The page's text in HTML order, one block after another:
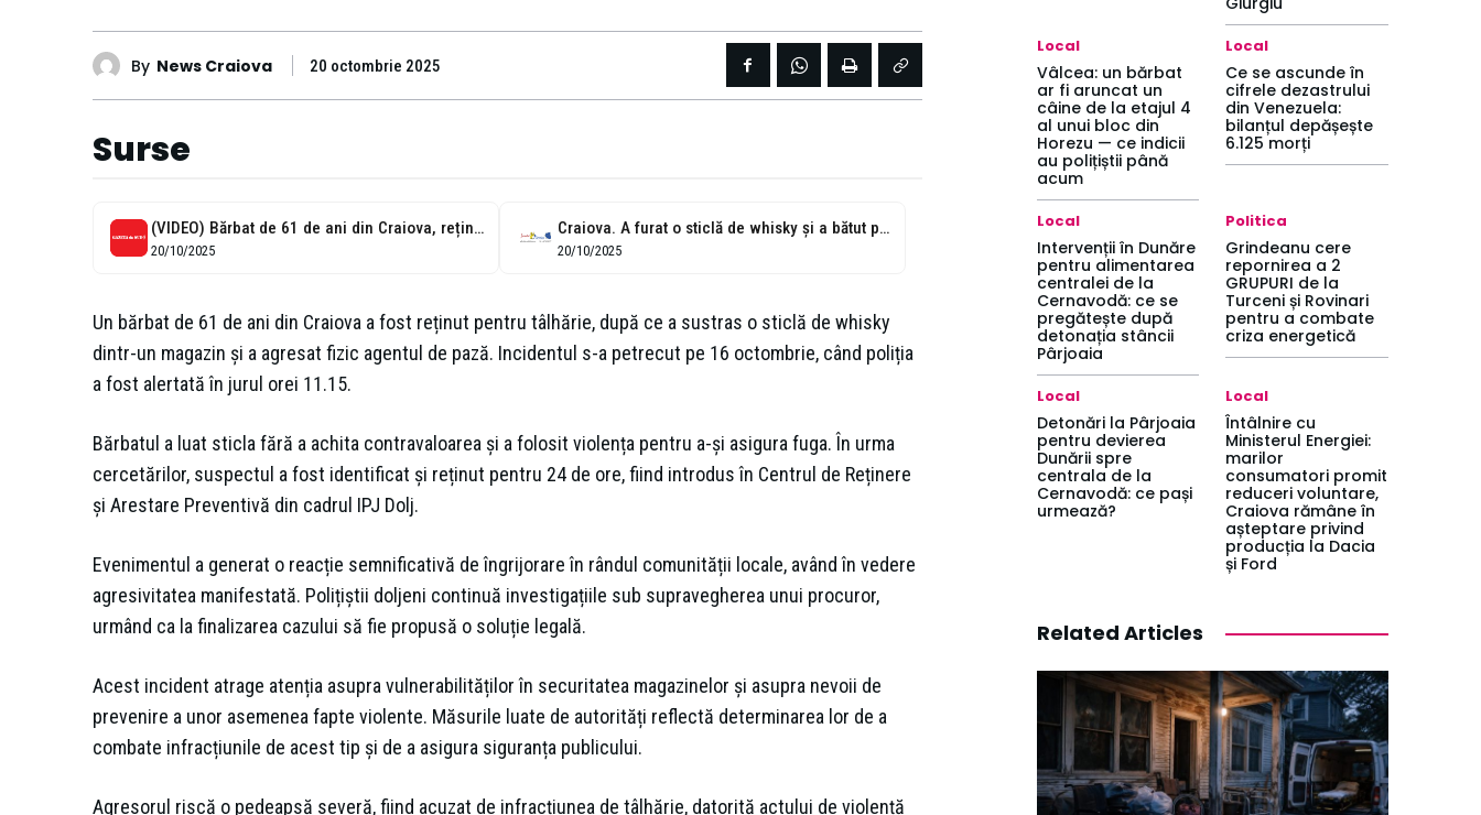
By News Craiova 20 octombrie 2025
Surse
(VIDEO) Bărbat de 61 de ani din Craiova, reținut pentru tâlhărie după...
20/10/2025
Craiova. A furat o sticlă de whisky și a bătut paznicul
20/10/2025
Un bărbat de 61 de ani din Craiova a fost reținut pentru tâlhărie, după ce a sustras o sticlă de whisky
dintr-un magazin și a agresat fizic agentul de pază. Incidentul s-a petrecut pe 16 octombrie, când poliția
a fost alertată în jurul orei 11.15.
Bărbatul a luat sticla fără a achita contravaloarea și a folosit violența pentru a-și asigura fuga. În urma
cercetărilor, suspectul a fost identificat și reținut pentru 24 de ore, fiind introdus în Centrul de Reținere
și Arestare Preventivă din cadrul IPJ Dolj.
Evenimentul a generat o reacție semnificativă de îngrijorare în rândul comunității locale, având în vedere
agresivitatea manifestată. Polițiștii doljeni continuă investigațiile sub supravegherea unui procuror,
urmând ca la finalizarea cazului să fie propusă o soluție legală.
Acest incident atrage atenția asupra vulnerabilităților în securitatea magazinelor și asupra nevoii de
prevenire a unor asemenea fapte violente. Măsurile luate de autorități reflectă determinarea lor de a
combate infracțiunile de acest tip și de a asigura siguranța publicului.
Agresorul riscă o pedeapsă severă, fiind acuzat de infracțiunea de tâlhărie, datorită actului de violență
Local
Vâlcea: un bărbat
ar fi aruncat un
câine de la etajul 4
al unui bloc din
Horezu — ce indicii
au polițiștii până
acum
Local
Ce se ascunde în
cifrele dezastrului
din Venezuela:
bilanțul depășește
6.125 morți
Local
Intervenții în Dunăre
pentru alimentarea
centralei de la
Cernavodă: ce se
pregătește după
detonația stâncii
Pârjoaia
Politica
Grindeanu cere
repornirea a 2
GRUPURI de la
Turceni și Rovinari
pentru a combate
criza energetică
Local
Detonări la Pârjoaia
pentru devierea
Dunării spre
centrala de la
Cernavodă: ce pași
urmează?
Local
Întâlnire cu
Ministerul Energiei:
marilor
consumatori promit
reduceri voluntare,
Craiova rămâne în
așteptare privind
producția la Dacia
și Ford
Related Articles